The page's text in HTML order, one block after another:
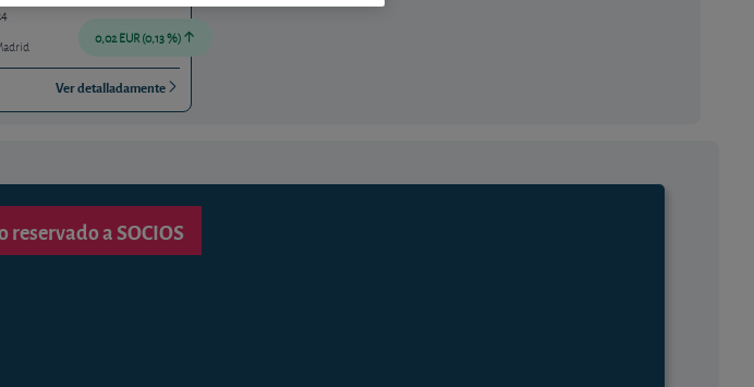
0,02 EUR (0,13 %)
Ver detalladamente
reservado a SOCIOS